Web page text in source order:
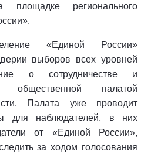
площадке регионального
«Единой России»
выборов всех уровней
о сотрудничестве и
общественной палатой
Палата уже проводит
для наблюдателей, в них
от «Единой России»,
за ходом голосования